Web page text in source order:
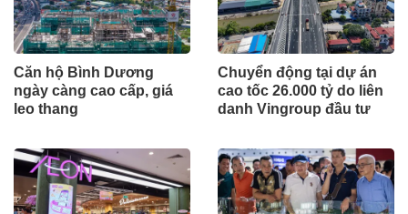
Căn hộ Bình Dương
ngày càng cao cấp, giá
leo thang
Chuyển động tại dự án
cao tốc 26.000 tỷ do liên
danh Vingroup đầu tư